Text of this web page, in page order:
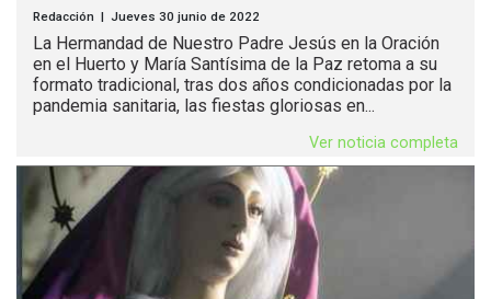
Redacción | Jueves 30 junio de 2022
La Hermandad de Nuestro Padre Jesús en la Oración
en el Huerto y María Santísima de la Paz retoma a su
formato tradicional, tras dos años condicionadas por la
pandemia sanitaria, las fiestas gloriosas en...
Ver noticia completa